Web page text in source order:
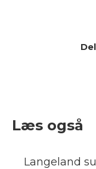
Læs også
Langeland